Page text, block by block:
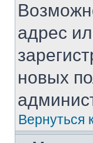
адрес
новых
Вернуться